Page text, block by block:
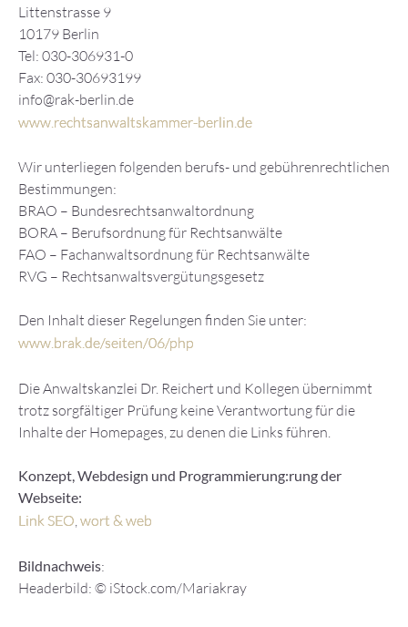
Littenstrasse 9
10179 Berlin
Tel: 030-306931-0
Fax: 030-30693199
info@rak-berlin.de
www.rechtsanwaltskammer-berlin.de
Wir unterliegen folgenden berufs- und gebührenrechtlichen
Bestimmungen:
BRAO – Bundesrechtsanwaltordnung
BORA – Berufsordnung für Rechtsanwälte
FAO – Fachanwaltsordnung für Rechtsanwälte
RVG – Rechtsanwaltsvergütungsgesetz
Den Inhalt dieser Regelungen finden Sie unter:
www.brak.de/seiten/06/php
Die Anwaltskanzlei Dr. Reichert und Kollegen übernimmt
trotz sorgfältiger Prüfung keine Verantwortung für die
Inhalte der Homepages, zu denen die Links führen.
Konzept, Webdesign und Programmierung:rung der
Webseite:
Link SEO,wort & web
Bildnachweis:
Headerbild: © iStock.com/Mariakray